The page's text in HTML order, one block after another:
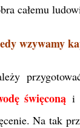
całemu
wzywamy
święconą i
Na tak